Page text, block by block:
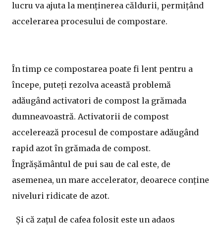
lucru va ajuta la menținerea căldurii, permițând
accelerarea procesului de compostare.
În timp ce compostarea poate fi lent pentru a
începe, puteți rezolva această problemă
adăugând activatori de compost la grămada
dumneavoastră. Activatorii de compost
accelerează procesul de compostare adăugând
rapid azot în grămada de compost.
Îngrășământul de pui sau de cal este, de
asemenea, un mare accelerator, deoarece conține
niveluri ridicate de azot.
Și că zațul de cafea folosit este un adaos